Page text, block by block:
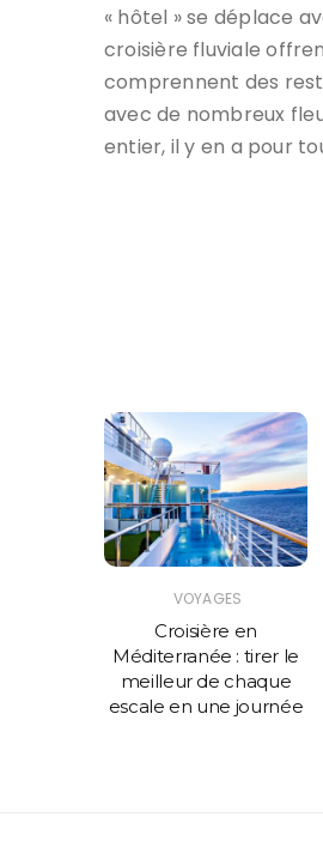
« hôtel » se déplace
croisière fluviale
comprennent des
avec de nombreux
entier, il y en a pour
VOYAGES
Croisière en
Méditerranée : tirer le
meilleur de chaque
escale en une journée